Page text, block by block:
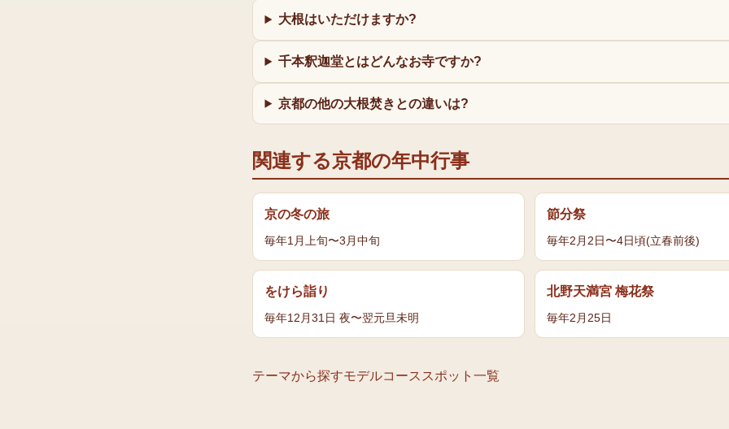
大根はいただけますか?
千本釈迦堂とはどんなお寺ですか?
京都の他の大根焚きとの違いは?
関連する京都の年中行事
京の冬の旅
毎年1月上旬〜3月中旬
節分祭
毎年2月2日〜4日頃(立春前後)
をけら詣り
毎年12月31日 夜〜翌元旦未明
北野天満宮 梅花祭
毎年2月25日
テーマから探すモデルコース スポット一覧